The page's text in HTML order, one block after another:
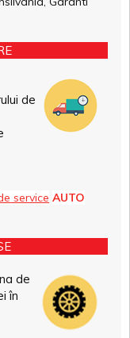
de
service AUTO
de
în